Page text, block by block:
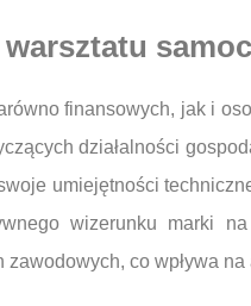
warsztatu
finansowych, jak i
działalności
umiejętności
wizerunku marki
co wpływa na